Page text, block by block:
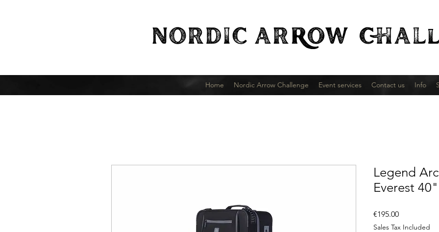
NORDIC ARROW
Home Nordic Arrow Challenge Event services Contact us Info
Legend
Everest
€195.00Price
Sales Tax Included